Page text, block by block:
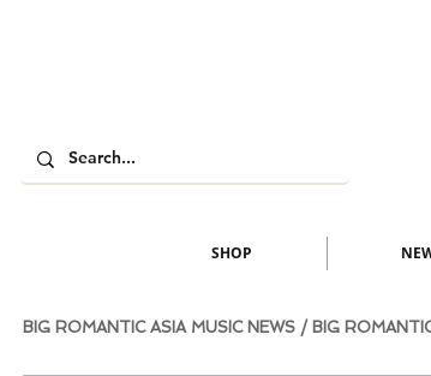
SHOP
BIG ROMANTIC ASIA MUSIC NEWS / BIG